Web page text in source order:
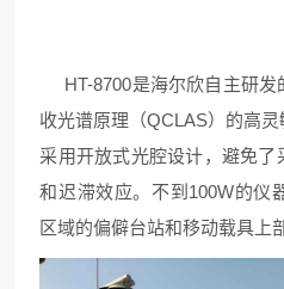
HT-8700是海尔欣自主研发
收光谱原理（QCLAS）的高
采用开放式光腔设计，避免
和迟滞效应。不到100W的仪
区域的偏僻台站和移动载具上